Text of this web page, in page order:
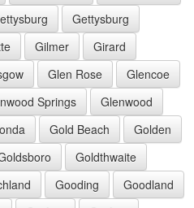
Gettysburg
Gilmer
Girard
Glen Rose
Glencoe
Springs
Glenwood
Gold Beach
Golden
Goldthwaite
Gooding
Goodland